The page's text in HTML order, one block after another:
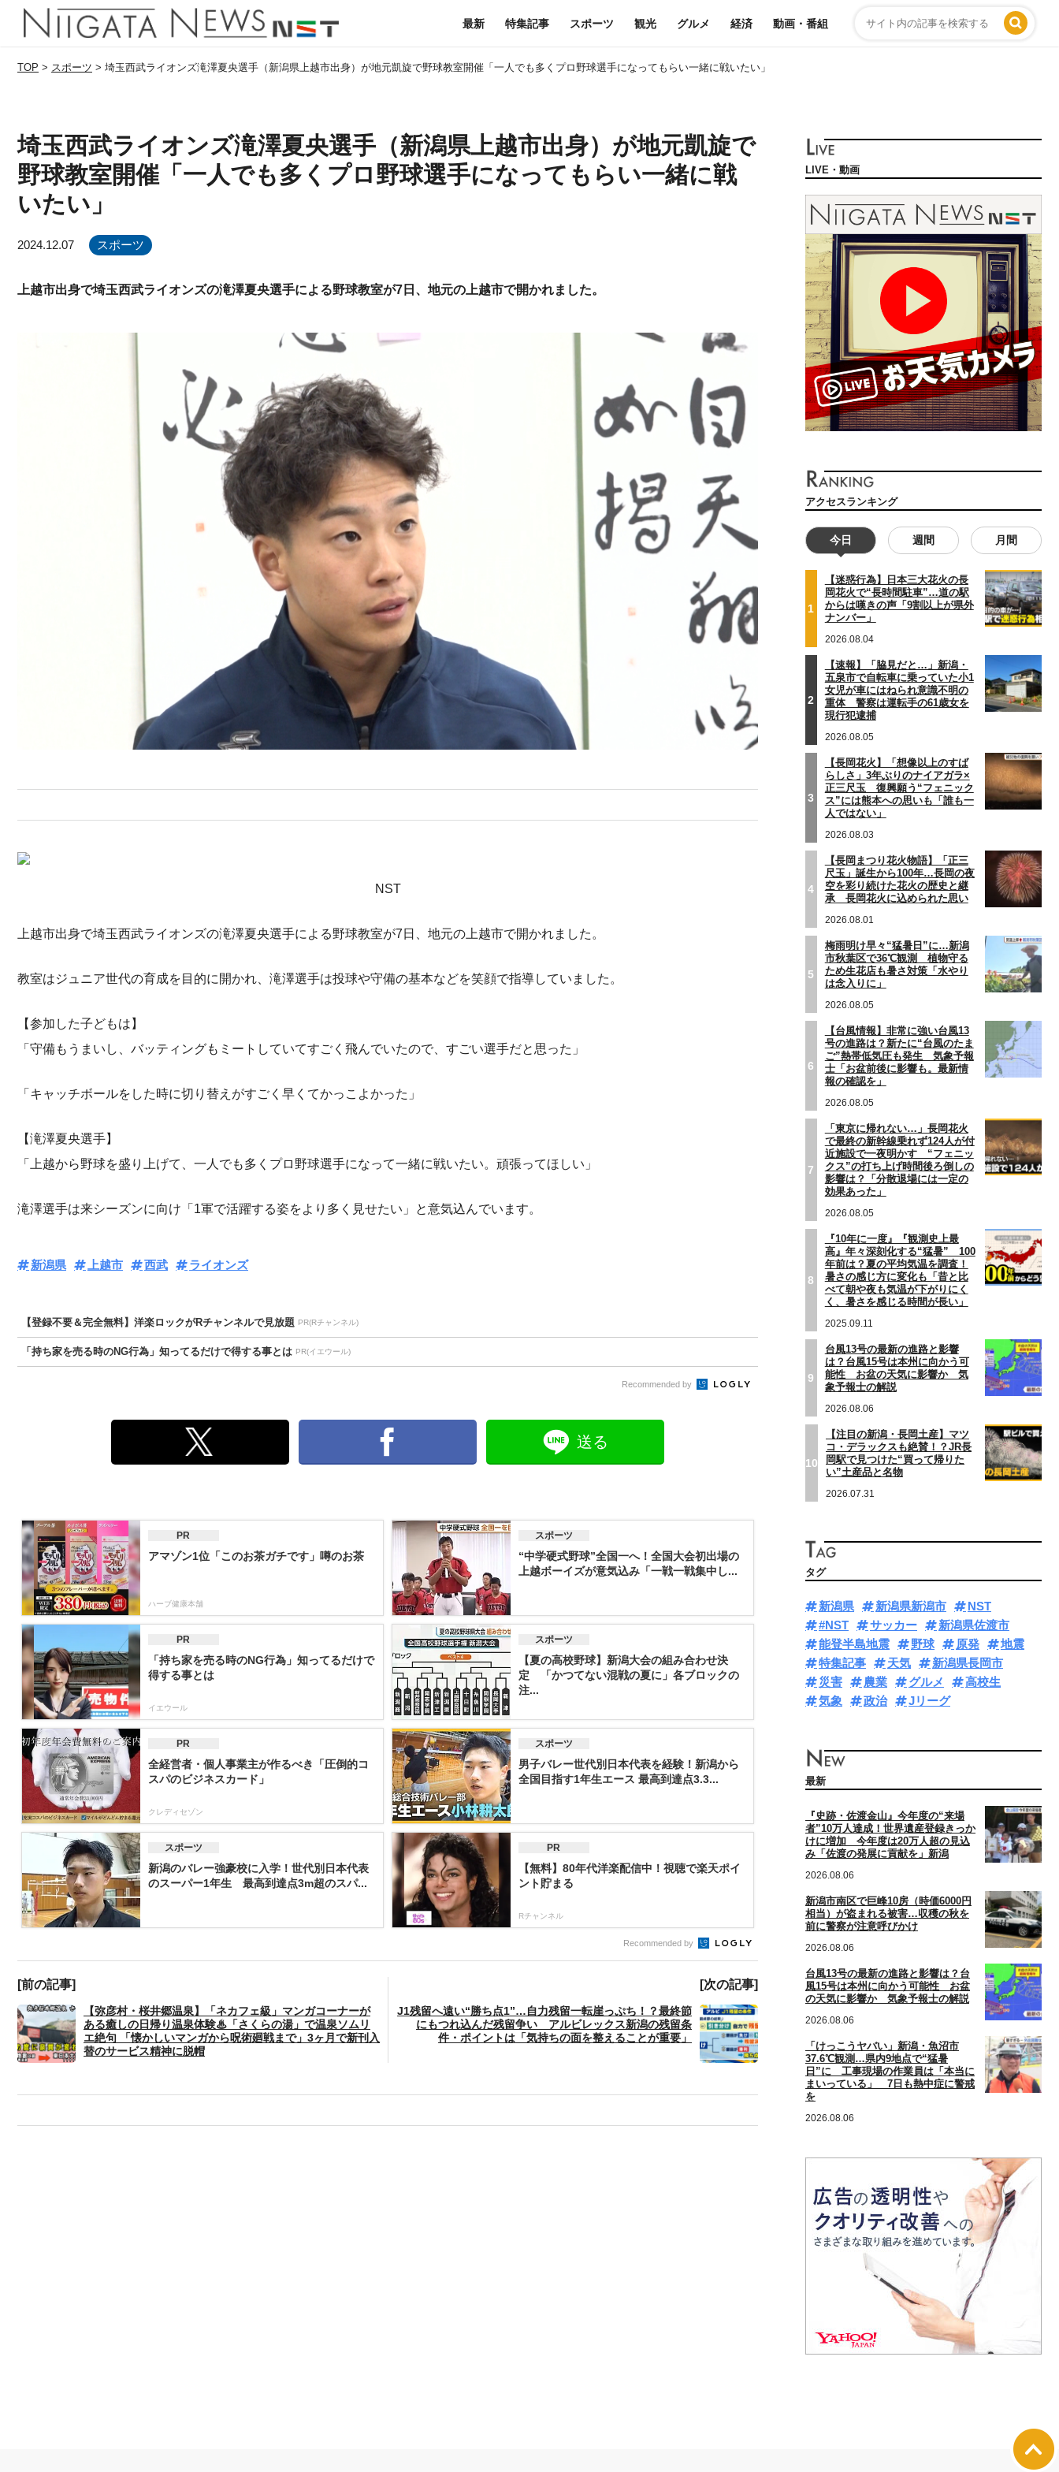
最新 特集記事 スポーツ 観光 グルメ 経済 動画・番組
TOP > スポーツ > 埼玉西武ライオンズ滝澤夏央選手（新潟県上越市出身）が地元凱旋で野球教室開催「一人でも多くプロ野球選手になってもらい一緒に戦いたい」
埼玉西武ライオンズ滝澤夏央選手（新潟県上越市出身）が地元凱旋で
野球教室開催「一人でも多くプロ野球選手になってもらい一緒に戦
いたい」
2024.12.07 スポーツ
上越市出身で埼玉西武ライオンズの滝澤夏央選手による野球教室が7日、地元の上越市で開かれました。
NST
上越市出身で埼玉西武ライオンズの滝澤夏央選手による野球教室が7日、地元の上越市で開かれました。
教室はジュニア世代の育成を目的に開かれ、滝澤選手は投球や守備の基本などを笑顔で指導していました。
【参加した子どもは】
「守備もうまいし、バッティングもミートしていてすごく飛んでいたので、すごい選手だと思った」
「キャッチボールをした時に切り替えがすごく早くてかっこよかった」
【滝澤夏央選手】
「上越から野球を盛り上げて、一人でも多くプロ野球選手になって一緒に戦いたい。頑張ってほしい」
滝澤選手は来シーズンに向け「1軍で活躍する姿をより多く見せたい」と意気込んでいます。
新潟県 上越市 西武 ライオンズ
【登録不要＆完全無料】洋楽ロックがRチャンネルで見放題 PR(Rチャンネル)
「持ち家を売る時のNG行為」知ってるだけで得する事とは PR(イエウール)
Recommended by
送る
PR
アマゾン1位「このお茶ガチです」噂のお茶
ハーブ健康本舗
スポーツ
“中学硬式野球”全国一へ！全国大会初出場の
上越ボーイズが意気込み「一戦一戦集中し...
PR
「持ち家を売る時のNG行為」知ってるだけで
得する事とは
イエウール
スポーツ
【夏の高校野球】新潟大会の組み合わせ決
定 「かつてない混戦の夏に」各ブロックの
注...
PR
全経営者・個人事業主が作るべき「圧倒的コ
スパのビジネスカード」
クレディセゾン
スポーツ
男子バレー世代別日本代表を経験！新潟から
全国目指す1年生エース 最高到達点3.3...
スポーツ
新潟のバレー強豪校に入学！世代別日本代表
のスーパー1年生 最高到達点3m超のスパ...
PR
【無料】80年代洋楽配信中！視聴で楽天ポイ
ント貯まる
Rチャンネル
Recommended by
[前の記事]
【弥彦村・桜井郷温泉】「ネカフェ級」マンガコーナーが
ある癒しの日帰り温泉体験♨「さくらの湯」で温泉ソムリ
エ絶句 「懐かしいマンガから呪術廻戦まで」3ヶ月で新刊入
替のサービス精神に脱帽
[次の記事]
J1残留へ遠い“勝ち点1”…自力残留一転崖っぷち！？最終節
にもつれ込んだ残留争い アルビレックス新潟の残留条
件・ポイントは「気持ちの面を整えることが重要」
LIVE・動画
アクセスランキング
今日 週間 月間
1
【迷惑行為】日本三大花火の長
岡花火で“長時間駐車”…道の駅
からは嘆きの声「9割以上が県外
ナンバー」
2026.08.04
2
【速報】「脇見だと…」新潟・
五泉市で自転車に乗っていた小1
女児が車にはねられ意識不明の
重体 警察は運転手の61歳女を
現行犯逮捕
2026.08.05
3
【長岡花火】「想像以上のすば
らしさ」3年ぶりのナイアガラ×
正三尺玉 復興願う“フェニック
ス”には熊本への思いも「誰も一
人ではない」
2026.08.03
4
【長岡まつり花火物語】「正三
尺玉」誕生から100年…長岡の夜
空を彩り続けた花火の歴史と継
承 長岡花火に込められた思い
2026.08.01
5
梅雨明け早々“猛暑日”に…新潟
市秋葉区で36℃観測 植物守る
ため生花店も暑さ対策「水やり
は念入りに」
2026.08.05
6
【台風情報】非常に強い台風13
号の進路は？新たに“台風のたま
ご”熱帯低気圧も発生 気象予報
士「お盆前後に影響も。最新情
報の確認を」
2026.08.05
7
「東京に帰れない…」長岡花火
で最終の新幹線乗れず124人が付
近施設で一夜明かす “フェニッ
クス”の打ち上げ時間後ろ倒しの
影響は？「分散退場には一定の
効果あった」
2026.08.05
8
『10年に一度』『観測史上最
高』年々深刻化する“猛暑” 100
年前は？夏の平均気温を調査！
暑さの感じ方に変化も「昔と比
べて朝や夜も気温が下がりにく
く、暑さを感じる時間が長い」
2025.09.11
9
台風13号の最新の進路と影響
は？台風15号は本州に向かう可
能性 お盆の天気に影響か 気
象予報士の解説
2026.08.06
10
【注目の新潟・長岡土産】マツ
コ・デラックスも絶賛！？JR長
岡駅で見つけた“買って帰りた
い”土産品と名物
2026.07.31
タグ
新潟県 新潟県新潟市
NST
#NST
サッカー
新潟県佐渡市
能登半島地震
野球 原発
地震
特集記事
天気
新潟県長岡市
災害
農業 グルメ
高校生
気象
政治 Jリーグ
最新
『史跡・佐渡金山』今年度の“来場
者”10万人達成！世界遺産登録きっか
けに増加 今年度は20万人超の見込
み「佐渡の発展に貢献を」新潟
2026.08.06
新潟市南区で巨峰10房（時価6000円
相当）が盗まれる被害…収穫の秋を
前に警察が注意呼びかけ
2026.08.06
台風13号の最新の進路と影響は？台
風15号は本州に向かう可能性 お盆
の天気に影響か 気象予報士の解説
2026.08.06
「けっこうヤバい」新潟・魚沼市
37.6℃観測…県内9地点で“猛暑
日”に 工事現場の作業員は「本当に
まいっている」 7日も熱中症に警戒
を
2026.08.06